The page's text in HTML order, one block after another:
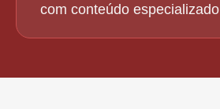
com conteúdo especializado